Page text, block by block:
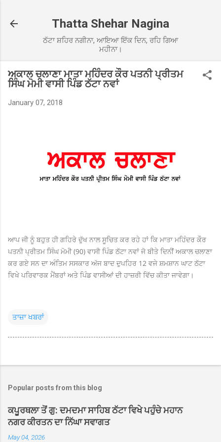
Thatta Shehar Nagina
ਠੱਟਾ ਸ਼ਹਿਰ ਨਗੀਨਾ, ਆਇਆ ਇੱਕ ਦਿਨ, ਰਹਿ ਗਿਆ
ਮਹੀਨਾ।
ਅਕਾਲ ਚਲਾਣਾ ਮਾਤਾ ਮਹਿੰਦਰ ਕੌਰ ਪਤਨੀ ਪ੍ਰੀਤਮ
ਸਿੰਘ ਮੋਮੀ ਵਾਸੀ ਪਿੰਡ ਠੱਟਾ ਨਵਾਂ
January 07, 2018
ਆਪ ਜੀ ਨੂੰ ਬਹੁਤ ਹੀ ਗਹਿਰੇ ਦੁੱਖ ਨਾਲ ਸੂਚਿਤ ਕਰ ਰਹੇ ਹਾਂ ਕਿ ਮਾਤਾ ਮਹਿੰਦਰ ਕੌਰ
ਪਤਨੀ ਪ੍ਰੀਤਮ ਸਿੰਘ ਮੋਮੀ (90) ਵਾਸੀ ਪਿੰਡ ਠੱਟਾ ਨਵਾਂ ਜੋ ਬੀਤੇ ਦਿਨੀਂ ਅਕਾਲ ਚਲਾਣਾ
ਕਰ ਗਏ ਸਨ ਦਾ ਅੰਤਿਮ ਸਸਕਾਰ ਅੱਜ ਬਾਦ ਦੁਪਹਿਰ 12 ਵਜੇ ਸ਼ਮਸ਼ਾਨ ਘਾਟ ਠੱਟਾ
ਵਿਖੇ ਪਰਿਵਾਰਕ ਮੈਂਬਰਾਂ ਅਤੇ ਪਿੰਡ ਵਾਸੀਆਂ ਦੀ ਹਾਜ਼ਰੀ ਵਿੱਚ ਕੀਤਾ ਜਾਵੇਗਾ।
ਤਾਜ਼ਾ ਖਬਰਾਂ
Popular posts from this blog
ਕਪੂਰਥਲਾ ਤੋਂ ਗੁ: ਦਮਦਮਾ ਸਾਹਿਬ ਠੱਟਾ ਵਿਖੇ ਪਹੁੰਚੇ ਮਹਾਨ
ਨਗਰ ਕੀਰਤਨ ਦਾ ਨਿੱਘਾ ਸਵਾਗਤ
May 04, 2026